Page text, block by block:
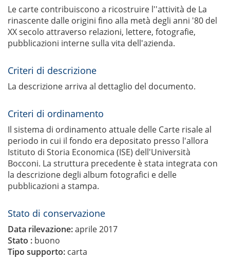
Le carte contribuiscono a ricostruire l''attività de La
rinascente dalle origini fino alla metà degli anni '80 del
XX secolo attraverso relazioni, lettere, fotografie,
pubblicazioni interne sulla vita dell'azienda.
Criteri di descrizione
La descrizione arriva al dettaglio del documento.
Criteri di ordinamento
Il sistema di ordinamento attuale delle Carte risale al
periodo in cui il fondo era depositato presso l'allora
Istituto di Storia Economica (ISE) dell'Università
Bocconi. La struttura precedente è stata integrata con
la descrizione degli album fotografici e delle
pubblicazioni a stampa.
Stato di conservazione
Data rilevazione:aprile 2017
Stato : buono
Tipo supporto: carta